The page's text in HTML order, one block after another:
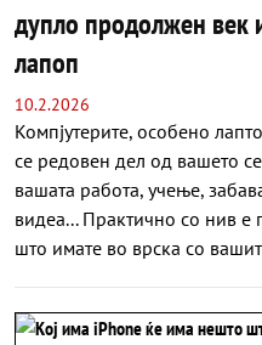
дупло продолжен век
лапоп
10.2.2026
Компјутерите, особено
се редовен дел од вашето
вашата работа, учење,
видеа... Практично со нив е
што имате во врска со